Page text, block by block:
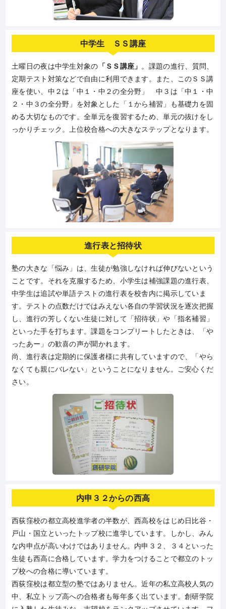
中学生 ＳＳ講座
土曜日の夜は中学生対象の 「ＳＳ講座」 。課題の進行、質問、
定期テスト対策などで自由に利用できます。また、このＳＳ講
座を使い、中２は「中１・中２の全分野」 中３は「中１・中
２・中３の全分野」を対象とした「１から補習」も基礎力を固
める大切なものです。全単元を復習するため、単元の抜けをし
っかりチェック。上位校合格への大きなステップとなります。
進行表と招待状
塾の大きな「悩み」は、生徒が勉強しなければ伸びないという
ことです。それを克服するため、小学生は補強課題の進行表、
中学生は追試や単語テストの進行表を校舎内に掲示していま
す。テストの点数だけではみえない各自の学習状況を逐次把握
し、進行の芳しくない生徒に対して「招待状」や「指名補習」
といった手を打ちます。課題をコンプリートしたときは、「や
ったあー」の歓喜の声が聞かれます。
尚、進行表は定期的に保護者様に共有していますので、「やら
なくても親にバレない」ということになりません。ご安心くだ
さい。
内申３２からの西高
西荻窪校の都立高校進学者の半数が、西高校をはじめ日比谷・
戸山・国立といったトップ校に進学しています。しかし、みん
な内申点が高いわけではありません。内申３２、３４といった
生徒も西高に合格しています。学力をつけることで都立のトッ
プ校への合格に導いています。
西荻窪校は都立型の塾ではありません。近年の私立高校人気の
中、私立トップ高への合格者も毎年多く出ています。創研学院